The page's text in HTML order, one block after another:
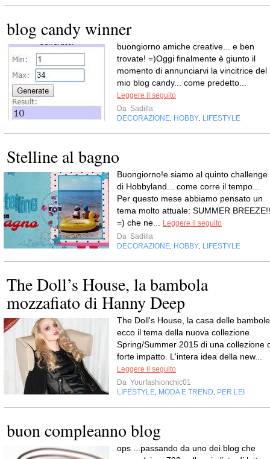
blog candy winner
buongiorno amiche creative... e ben
trovate! =)Oggi finalmente è giunto il
momento di annunciarvi la vincitrice del
mio blog candy... come predetto...
Leggere il seguito
Da Sadilla
DECORAZIONE HOBBY LIFESTYLE
Stelline al bagno
Buongiorno!e siamo al quinto challenge
di Hobbyland... come corre il tempo...
Per questo mese abbiamo pensato un
tema molto attuale: SUMMER BREEZE!!
=) che ne...
Leggere il seguito
Da Sadilla
DECORAZIONE HOBBY LIFESTYLE
The Doll’s House, la bambola
mozzafiato di Hanny Deep
The Doll's House, la casa delle
ecco il tema della nuova collezione
Spring/Summer 2015 di una collezione
forte impatto. L'intera idea della new...
Leggere il seguito
Da Yourfashionchic01
LIFESTYLE MODA E TREND PER LEI
buon compleanno blog
ops ...passando da uno dei blog che